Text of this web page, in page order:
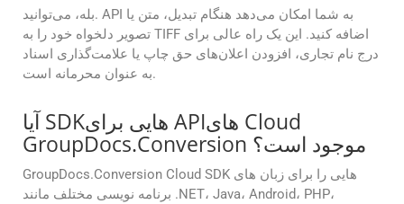
بله، می‌توانید. API به شما امکان می‌دهد هنگام تبدیل، متن یا
تصویر دلخواه خود را به TIFF اضافه کنید. این یک راه عالی برای
درج نام تجاری، افزودن اعلان‌های حق چاپ یا علامت‌گذاری اسناد
به عنوان محرمانه است.
آیا SDKهایی برای APIهای Cloud
GroupDocs.Conversion موجود است؟
GroupDocs.Conversion Cloud SDK هایی را برای زبان های
برنامه نویسی مختلف مانند .NET، Java، Android، PHP،